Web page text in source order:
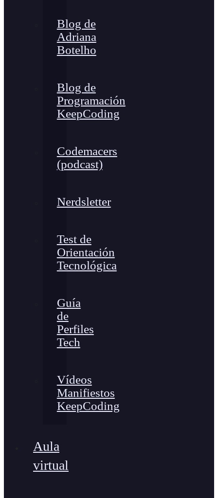
Blog de
Adriana
Botelho
Blog de
Programación
KeepCoding
Codemacers
(podcast)
Nerdsletter
Test de
Orientación
Tecnológica
Guía
de
Perfiles
Tech
Vídeos
Manifiestos
KeepCoding
Aula
virtual